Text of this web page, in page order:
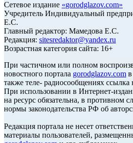
Сетевое издание «gorodglazov.com»
Учредитель Индивидуальный
Е.С.
Главный редактор: Мамедова Е.С.
Редакция: sitesredaktor@yandex.ru
Возрастная категория сайта: 16+
При частичном или полном
новостного портала gorodglazov.com
также теле- радиосообщениях ссылка
При использовании в Интернет-
на ресурс обязательна, в противном
нормы законодательства РФ об
Редакция портала не несет
материалы пользователей,